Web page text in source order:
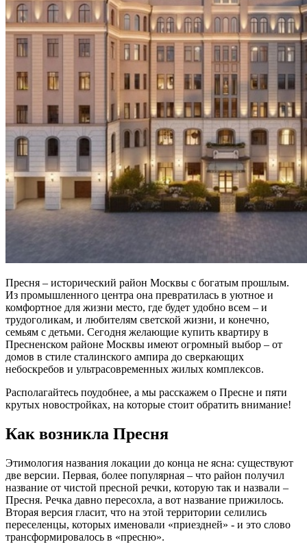
Пресня – исторический район Москвы с богатым прошлым.
Из промышленного центра она превратилась в уютное и
комфортное для жизни место, где будет удобно всем – и
трудоголикам, и любителям светской жизни, и конечно,
семьям с детьми. Сегодня желающие купить квартиру в
Пресненском районе Москвы имеют огромный выбор – от
домов в стиле сталинского ампира до сверкающих
небоскребов и ультрасовременных жилых комплексов.
Располагайтесь поудобнее, а мы расскажем о Пресне и пяти
крутых новостройках, на которые стоит обратить внимание!
Как возникла Пресня
Этимология названия локации до конца не ясна: существуют
две версии. Первая, более популярная – что район получил
название от чистой пресной речки, которую так и назвали –
Пресня. Речка давно пересохла, а вот название прижилось.
Вторая версия гласит, что на этой территории селились
переселенцы, которых именовали «приездней» - и это слово
трансформировалось в «пресню».